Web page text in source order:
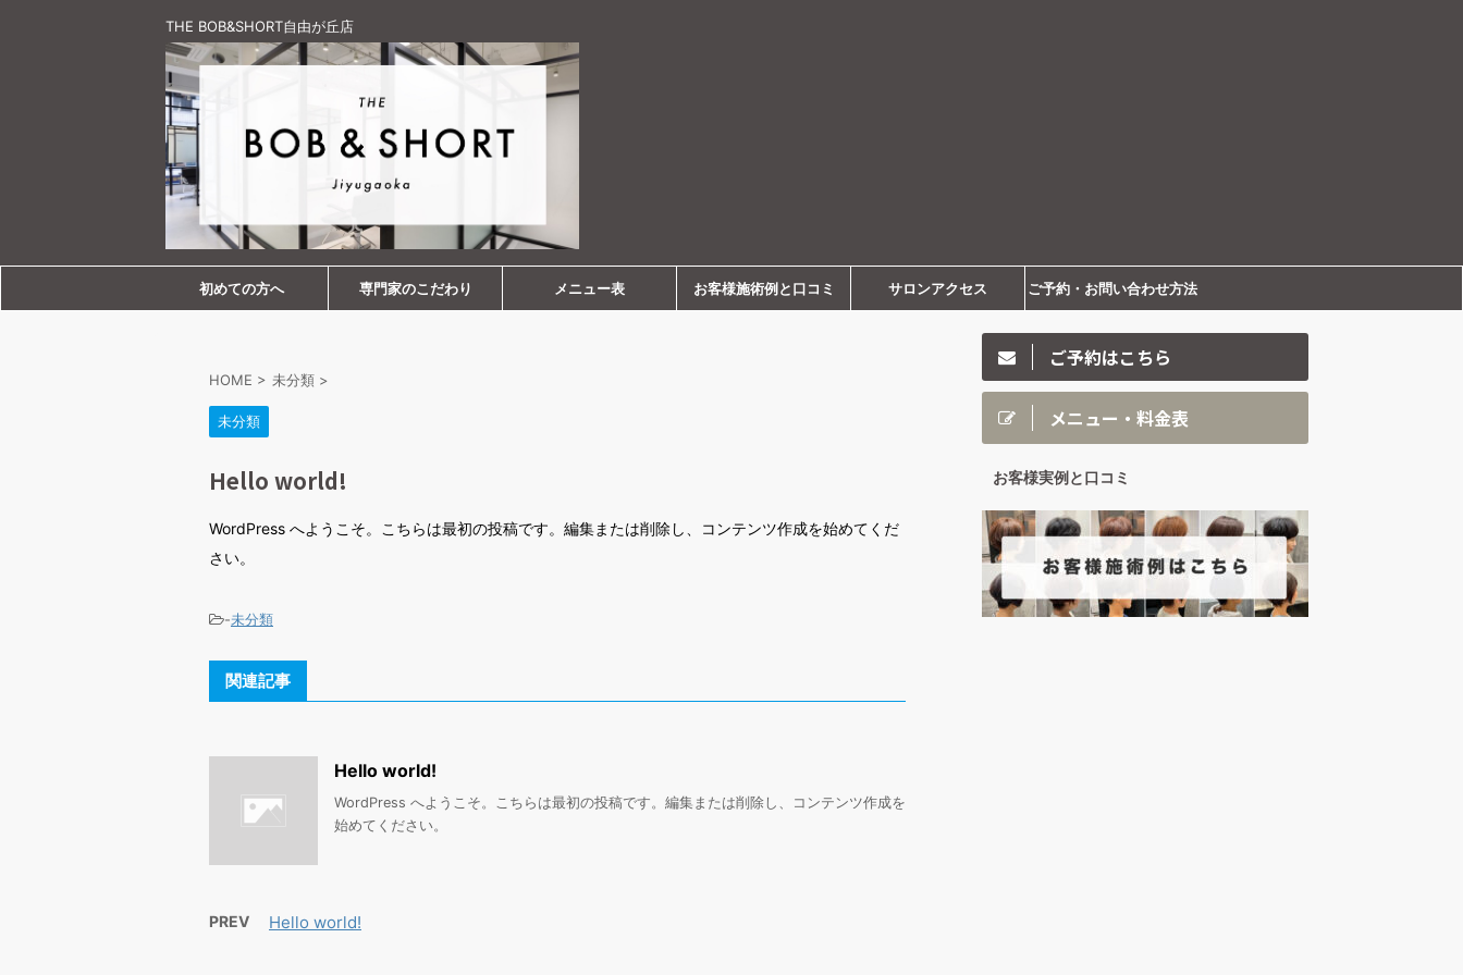
THE BOB&SHORT自由が丘店
初めての方へ 専門家のこだわり メニュー表 お客様施術例と口コミ サロンアクセス ご予約・お問い合わせ方法
HOME > 未分類 >
未分類
Hello world!
WordPress へようこそ。こちらは最初の投稿です。編集または削除し、コンテンツ作成を始めてくだ
さい。
-未分類
関連記事
Hello world!
WordPress へようこそ。こちらは最初の投稿です。編集または削除し、コンテンツ作成を
始めてください。
PREV Hello world!
ご予約はこちら
メニュー・料金表
お客様実例と口コミ